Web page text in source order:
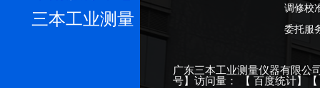
三本工业测量
调修校
委托服
广东三本工业测量仪器有限
号】访问量： 【百度统计】